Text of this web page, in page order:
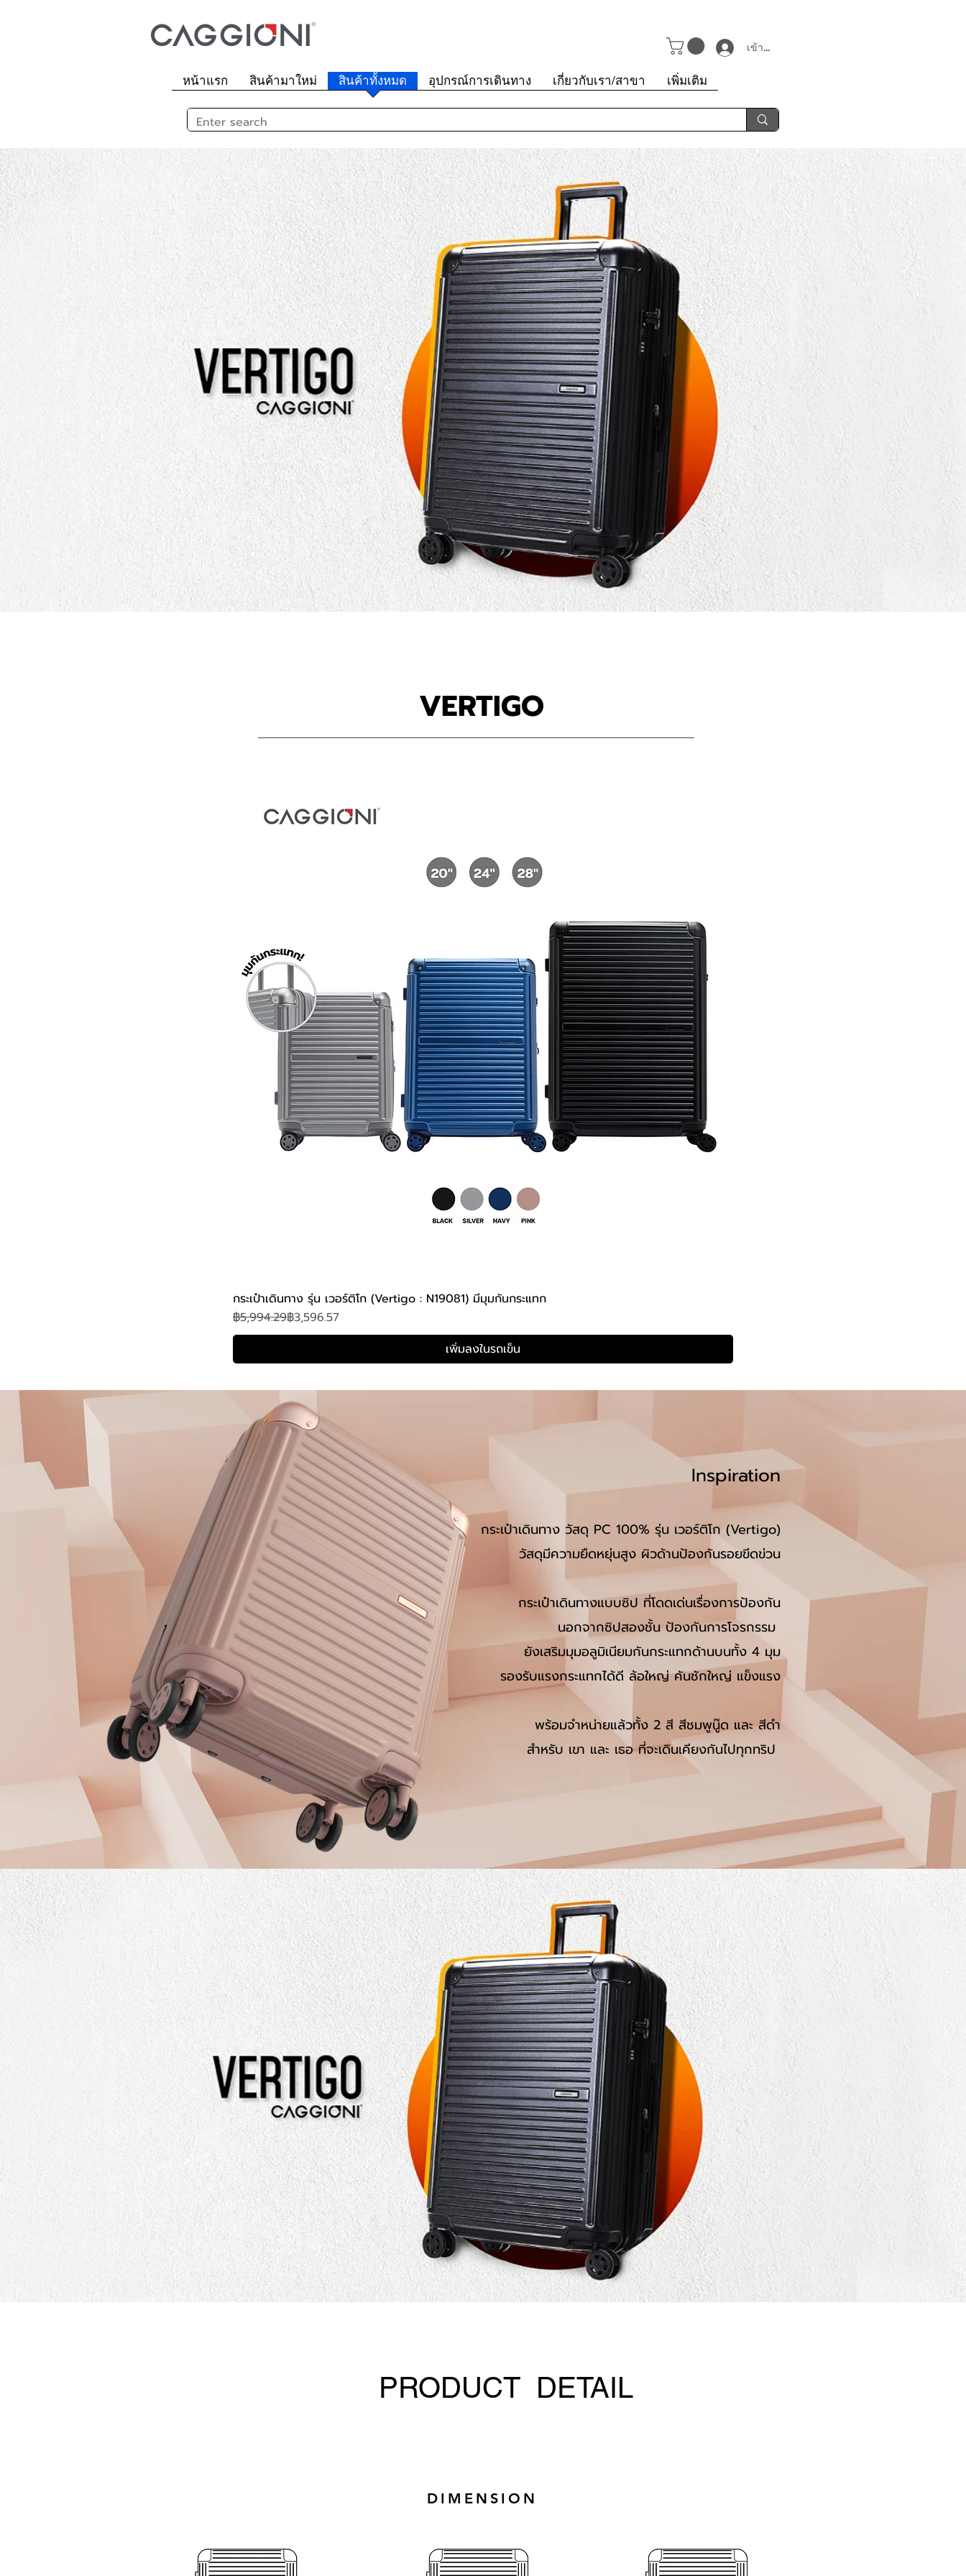
เข้าสู่ระบบ
หน้าแรก สินค้ามาใหม่ สินค้าทั้งหมด อุปกรณ์การเดินทาง เกี่ยวกับเรา/สาขา เพิ่มเติม
VERTIGO
ดูข้อมูลด่วน
กระเป๋าเดินทาง รุ่น เวอร์ติโก (Vertigo : N19081) มีมุมกันกระแทก
ราคาปกติ
฿5,994.29
ราคาขายลด฿3,596.57
เพิ่มลงในรถเข็น
Inspiration
กระเป๋าเดินทาง วัสดุ PC 100% รุ่น เวอร์ติโก (Vertigo)
วัสดุมีความยืดหยุ่นสูง ผิวด้านป้องกันรอยขีดข่วน
กระเป๋าเดินทางแบบซิป ที่โดดเด่นเรื่องการป้องกัน
นอกจากซิปสองชั้น ป้องกันการโจรกรรม
ยังเสริมมุมอลูมิเนียมกันกระแทกด้านบนทั้ง 4 มุม
รองรับแรงกระแทกได้ดี ล้อใหญ่ คันชักใหญ่ แข็งแรง
พร้อมจำหน่ายแล้วทั้ง 2 สี สีชมพูนู๊ด และ สีดำ
สำหรับ เขา และ เธอ ที่จะเดินเคียงกันไปทุกทริป
PRODUCT DETAIL
DIMENSION